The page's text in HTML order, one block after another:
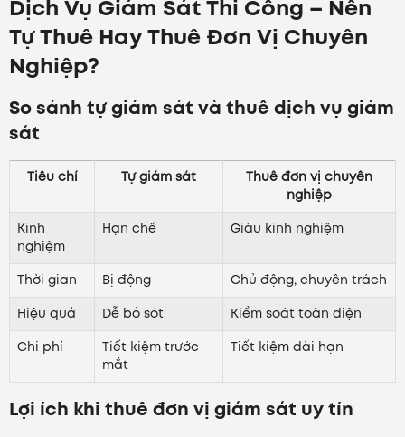
Dịch Vụ Giám Sát Thi Công – Nên
Tự Thuê Hay Thuê Đơn Vị Chuyên
Nghiệp?
So sánh tự giám sát và thuê dịch vụ giám
sát
Tiêu chí Tự giám sát
Thuê đơn vị chuyên
nghiệp
Kinh
nghiệm
Hạn chế Giàu kinh nghiệm
Thời gian Bị động
Chủ động, chuyên trách
Hiệu quả
Dễ bỏ sót
Kiểm soát toàn diện
Chi phí
Tiết kiệm trước
mắt
Tiết kiệm dài hạn
Lợi ích khi thuê đơn vị giám sát uy tín